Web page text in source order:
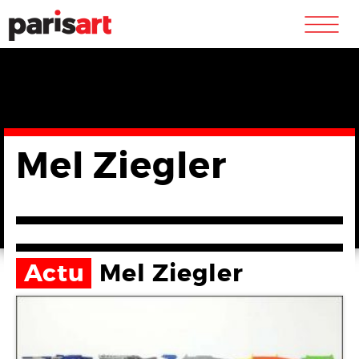
m
Mel Ziegler
Actu Mel Ziegler